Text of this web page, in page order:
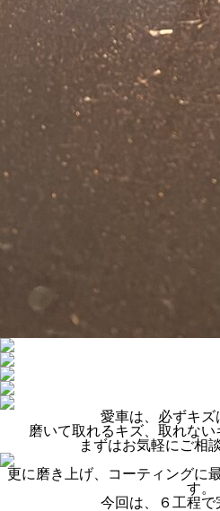
愛車は、必ずキズ
磨いて取れるキズ、取れない
まずはお気軽にご相
更に磨き上げ、コーティングに
す。
今回は、６工程で